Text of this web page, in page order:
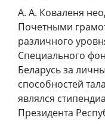
А. А. Коваленя
Почетными
различного
Специального
Беларусь за
способностей
являлся
Президента